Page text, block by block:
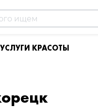
УСЛУГИ КРАСОТЫ